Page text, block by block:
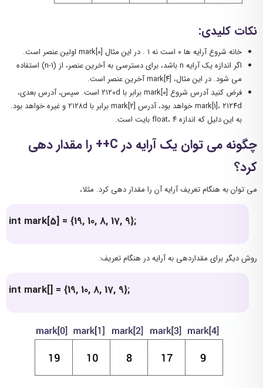
نکات کلیدی:
خانه شروع آرایه ها ۰ است نه ۱ . در این مثال [۰]mark اولین عنصر است.
اگر اندازه یک آرایه n باشد، برای دسترسی به آخرین عنصر، از (n-1) استفاده
می شود. در این مثال، [۴]mark آخرین عنصر است.
فرض کنید آدرس شروع [۰]mark برابر با ۲۱۲۰d است. سپس، آدرس بعدی،
mark[1]، ۲۱۲۴d خواهد بود، آدرس [۲]mark برابر با ۲۱۲۸d و غیره خواهد بود.
به این دلیل که اندازه float، ۴ بایت است.
چگونه می توان یک آرایه در C++ را مقدار دهی
کرد؟
می توان به هنگام تعریف آرایه آن را مقدار دهی کرد. مثلا،
int mark[5] = {19, 10, 8, 17, 9};
روش دیگر برای مقداردهی به آرایه در هنگام تعریف:
int mark[] = {19, 10, 8, 17, 9};